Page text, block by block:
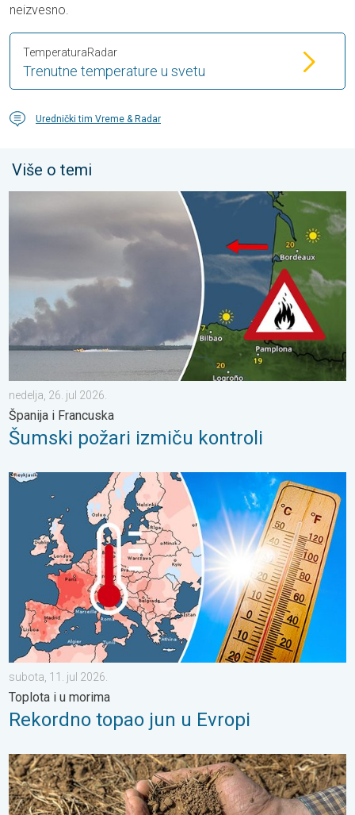
neizvesno.
Trenutne temperature u svetu
TemperaturaRadar
Urednički tim Vreme & Radar
Više o temi
Šumski požari izmiču kontroli. Španija i Francuska. . . nedelja,
nedelja, 26. jul 2026.
Španija i Francuska
Šumski požari izmiču kontroli
Rekordno topao jun u Evropi. Toplota i u morima. . . subota,
subota, 11. jul 2026.
Toplota i u morima
Rekordno topao jun u Evropi
Toplota sve brže isušuje zemljište. Nova studija. . . petak, 24.